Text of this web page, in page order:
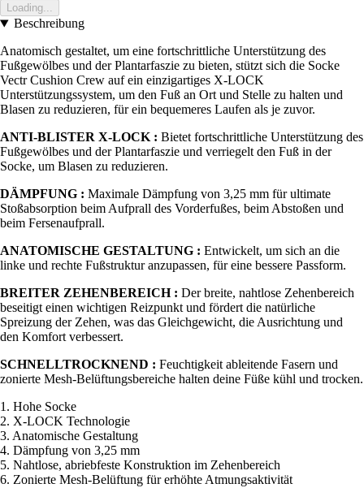
Loading...
Beschreibung
Anatomisch gestaltet, um eine fortschrittliche Unterstützung des
Fußgewölbes und der Plantarfaszie zu bieten, stützt sich die Socke
Vectr Cushion Crew auf ein einzigartiges X-LOCK
Unterstützungssystem, um den Fuß an Ort und Stelle zu halten und
Blasen zu reduzieren, für ein bequemeres Laufen als je zuvor.
ANTI-BLISTER X-LOCK : Bietet fortschrittliche Unterstützung des
Fußgewölbes und der Plantarfaszie und verriegelt den Fuß in der
Socke, um Blasen zu reduzieren.
DÄMPFUNG : Maximale Dämpfung von 3,25 mm für ultimate
Stoßabsorption beim Aufprall des Vorderfußes, beim Abstoßen und
beim Fersenaufprall.
ANATOMISCHE GESTALTUNG : Entwickelt, um sich an die
linke und rechte Fußstruktur anzupassen, für eine bessere Passform.
BREITER ZEHENBEREICH : Der breite, nahtlose Zehenbereich
beseitigt einen wichtigen Reizpunkt und fördert die natürliche
Spreizung der Zehen, was das Gleichgewicht, die Ausrichtung und
den Komfort verbessert.
SCHNELLTROCKNEND : Feuchtigkeit ableitende Fasern und
zonierte Mesh-Belüftungsbereiche halten deine Füße kühl und trocken.
1. Hohe Socke
2. X-LOCK Technologie
3. Anatomische Gestaltung
4. Dämpfung von 3,25 mm
5. Nahtlose, abriebfeste Konstruktion im Zehenbereich
6. Zonierte Mesh-Belüftung für erhöhte Atmungsaktivität